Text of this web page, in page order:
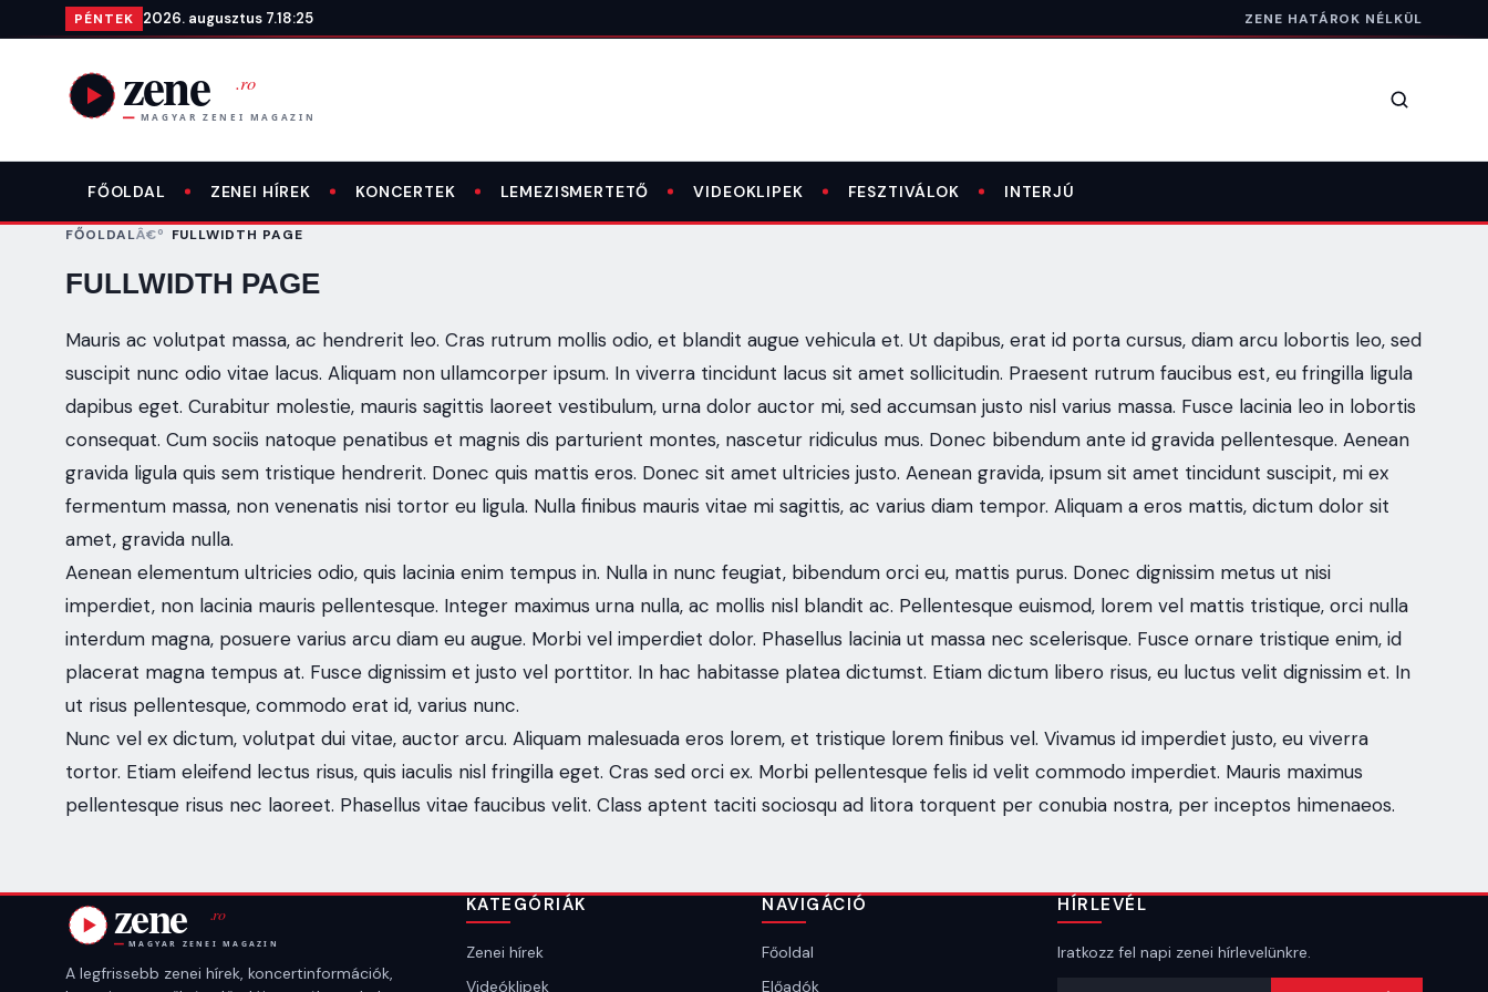
Ugrás a tartalomra
PÉNTEK 2026. augusztus 7.18:25 ZENE HATÁROK NÉLKÜL
Keresés
FŐOLDAL ZENEI HÍREK KONCERTEK LEMEZISMERTETŐ VIDEOKLIPEK FESZTIVÁLOK INTERJÚ
FŐOLDAL FULLWIDTH PAGE
FULLWIDTH PAGE
Mauris ac volutpat massa, ac hendrerit leo. Cras rutrum mollis odio, et blandit augue vehicula et. Ut dapibus, erat id porta cursus, diam arcu lobortis leo, sed
suscipit nunc odio vitae lacus. Aliquam non ullamcorper ipsum. In viverra tincidunt lacus sit amet sollicitudin. Praesent rutrum faucibus est, eu fringilla ligula
dapibus eget. Curabitur molestie, mauris sagittis laoreet vestibulum, urna dolor auctor mi, sed accumsan justo nisl varius massa. Fusce lacinia leo in lobortis
consequat. Cum sociis natoque penatibus et magnis dis parturient montes, nascetur ridiculus mus. Donec bibendum ante id gravida pellentesque. Aenean
gravida ligula quis sem tristique hendrerit. Donec quis mattis eros. Donec sit amet ultricies justo. Aenean gravida, ipsum sit amet tincidunt suscipit, mi ex
fermentum massa, non venenatis nisi tortor eu ligula. Nulla finibus mauris vitae mi sagittis, ac varius diam tempor. Aliquam a eros mattis, dictum dolor sit
amet, gravida nulla.
Aenean elementum ultricies odio, quis lacinia enim tempus in. Nulla in nunc feugiat, bibendum orci eu, mattis purus. Donec dignissim metus ut nisi
imperdiet, non lacinia mauris pellentesque. Integer maximus urna nulla, ac mollis nisl blandit ac. Pellentesque euismod, lorem vel mattis tristique, orci nulla
interdum magna, posuere varius arcu diam eu augue. Morbi vel imperdiet dolor. Phasellus lacinia ut massa nec scelerisque. Fusce ornare tristique enim, id
placerat magna tempus at. Fusce dignissim et justo vel porttitor. In hac habitasse platea dictumst. Etiam dictum libero risus, eu luctus velit dignissim et. In
ut risus pellentesque, commodo erat id, varius nunc.
Nunc vel ex dictum, volutpat dui vitae, auctor arcu. Aliquam malesuada eros lorem, et tristique lorem finibus vel. Vivamus id imperdiet justo, eu viverra
tortor. Etiam eleifend lectus risus, quis iaculis nisl fringilla eget. Cras sed orci ex. Morbi pellentesque felis id velit commodo imperdiet. Mauris maximus
pellentesque risus nec laoreet. Phasellus vitae faucibus velit. Class aptent taciti sociosqu ad litora torquent per conubia nostra, per inceptos himenaeos.
A legfrissebb zenei hírek, koncertinformációk,
KATEGÓRIÁK
Zenei hírek
Videóklipek
NAVIGÁCIÓ
Főoldal
Előadók
HÍRLEVÉL
Iratkozz fel napi zenei hírlevelünkre.